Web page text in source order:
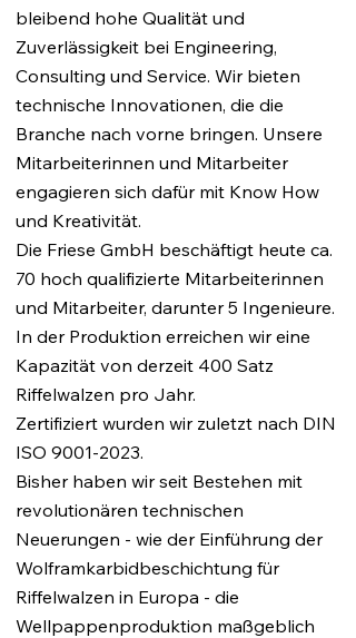
bleibend hohe Qualität und
Zuverlässigkeit bei Engineering,
Consulting und Service. Wir bieten
technische Innovationen, die die
Branche nach vorne bringen. Unsere
Mitarbeiterinnen und Mitarbeiter
engagieren sich dafür mit Know How
und Kreativität.
Die Friese GmbH beschäftigt heute ca.
70 hoch qualifizierte Mitarbeiterinnen
und Mitarbeiter, darunter 5 Ingenieure.
In der Produktion erreichen wir eine
Kapazität von derzeit 400 Satz
Riffelwalzen pro Jahr.
Zertifiziert wurden wir zuletzt nach DIN
ISO 9001-2023.
Bisher haben wir seit Bestehen mit
revolutionären technischen
Neuerungen - wie der Einführung der
Wolframkarbidbeschichtung für
Riffelwalzen in Europa - die
Wellpappenproduktion maßgeblich